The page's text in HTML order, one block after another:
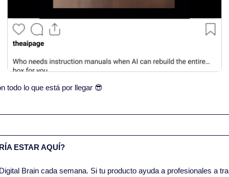
todo lo que está por llegar 😎
ESTAR AQUÍ?
Brain cada semana. Si tu producto ayuda a profesionales a